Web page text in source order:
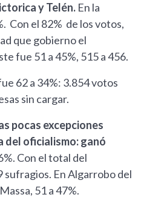
y Telén. En la
Con el 82% de los votos,
que gobierno el
fue 51 a 45%, 515 a 456.
62 a 34%: 3.854 votos
sin cargar.
pocas excepciones
del oficialismo: ganó
Con el total del
sufragios. En Algarrobo del
51 a 47%.